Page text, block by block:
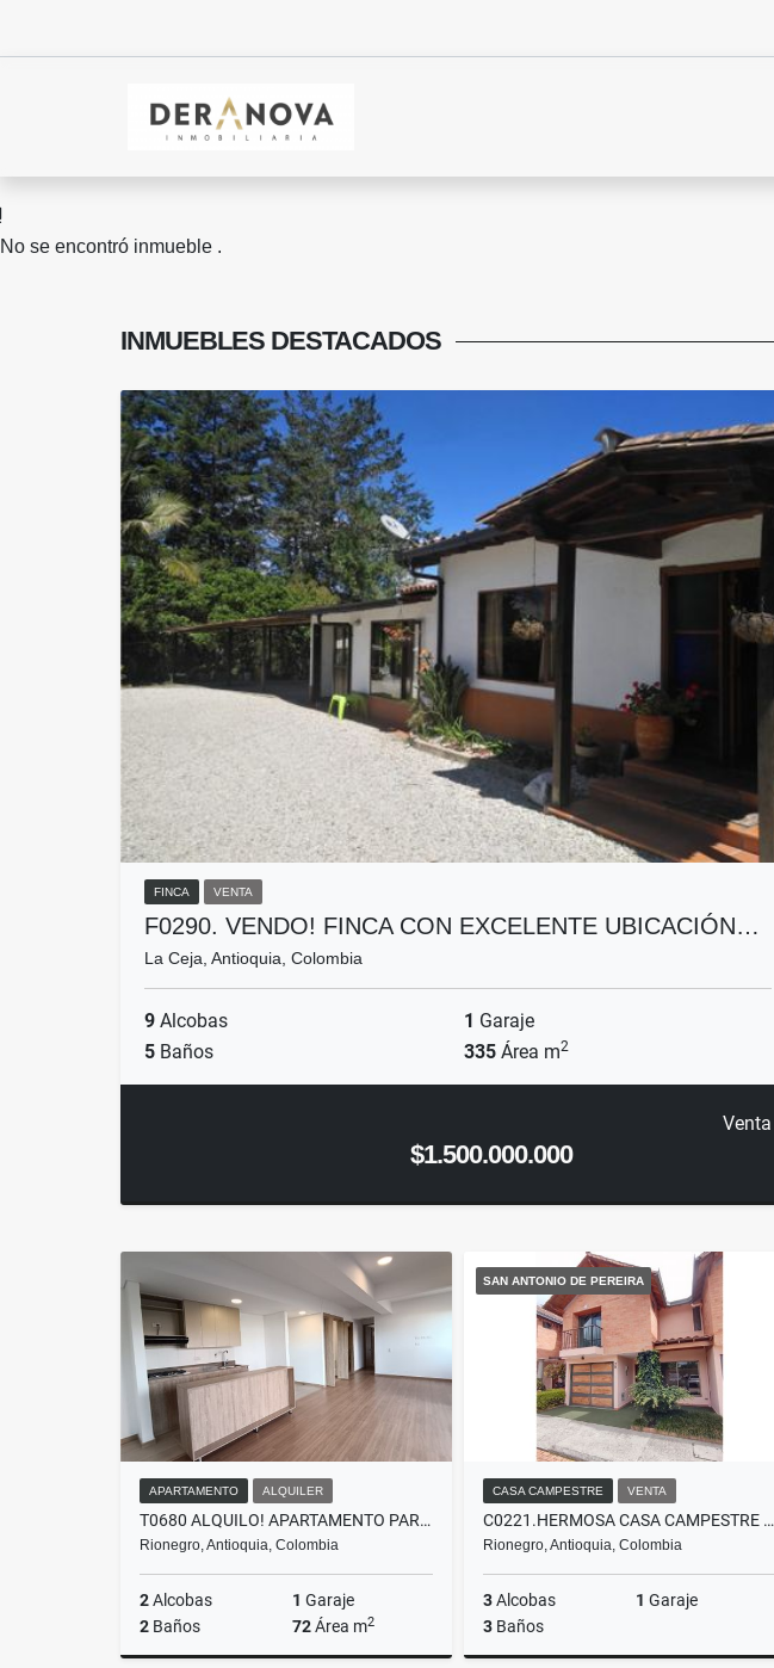
No se encontró inmueble .
INMUEBLES DESTACADOS
FINCA VENTA
F0290. VENDO! FINCA CON EXCELENTE UBICACIÓN…
La Ceja, Antioquia, Colombia
9 Alcobas 1 Garaje
5 Baños 335 Área m2
Venta
$1.500.000.000
APARTAMENTO ALQUILER
T0680 ALQUILO! APARTAMENTO PARA ESTRENAR EN UNIDAD CERRADA EN RIONEGRO
Rionegro, Antioquia, Colombia
2Alcobas 1 Garaje
2 Baños 72Área m2
SAN ANTONIO DE PEREIRA
CASA CAMPESTRE VENTA
C0221.HERMOSA CASA CAMPESTRE EN UNIDAD, SAN ANTONIO DE PEREIRA
Rionegro, Antioquia, Colombia
3Alcobas 1 Garaje
3 Baños